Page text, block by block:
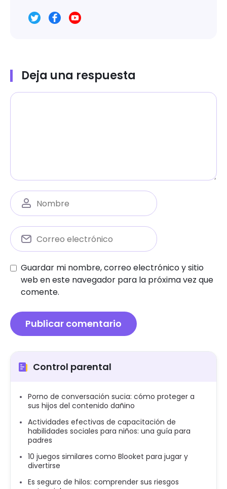
Deja una respuesta
Guardar mi nombre, correo electrónico y sitio
web en este navegador para la próxima vez que
comente.
Control parental
Porno de conversación sucia: cómo proteger a
sus hijos del contenido dañino
Actividades efectivas de capacitación de
habilidades sociales para niños: una guía para
padres
10 juegos similares como Blooket para jugar y
divertirse
Es seguro de hilos: comprender sus riesgos